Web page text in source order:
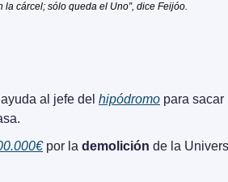
la cárcel; sólo queda el Uno”, dice Feijóo.
al jefe del hipódromo para sacar
por la demolición de la